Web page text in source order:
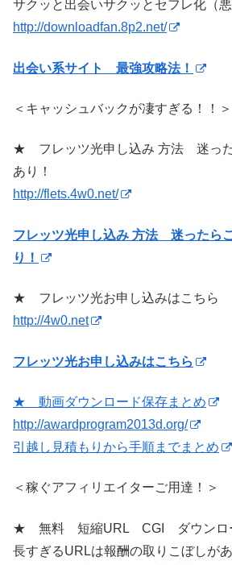
サクッと出会いサクッとセフレ化（悪
http://downloadfan.8p2.net/
出会い系サイト 最強攻略法！
＜キャッシュバックが凄すぎる！！＞
★ フレッツ光申し込み 方法 迷った
あり！
http://flets.4w0.net/
フレッツ光申し込み 方法 迷ったら
り！
★ フレッツ光お申し込みはこちら
http://4w0.net
フレッツ光お申し込みはこちら
★ 動画ダウンロード保存まとめ
http://awardprogram2013d.org/
引越し見積もりから手順までまとめ
＜稼ぐアフィリエイターご用達！＞
★ 無料 短縮URL CGI ダウンロー
長すぎるURLは報酬の取りこぼしが